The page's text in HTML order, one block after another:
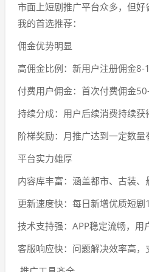
市面上短剧推广平台众多，但
我的首选推荐：
佣金优势明显
高佣金比例：新用户注册佣金8-
付费用户佣金：首次付费佣金
持续分成：用户后续消费持续获
阶梯奖励：月推广达到一定数量
平台实力雄厚
内容库丰富：涵盖都市、古装
更新速度快：每日新增优质短剧
技术支持强：APP稳定流畅，用
客服响应快：问题解决效率高，